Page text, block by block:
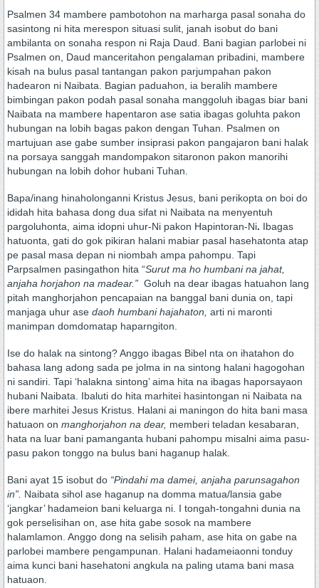
Psalmen 34 mambere pambotohon na marharga pasal sonaha do
sasintong ni hita merespon situasi sulit, janah isobut do bani
ambilanta on sonaha respon ni Raja Daud. Bani bagian parlobei ni
Psalmen on, Daud manceritahon pengalaman pribadini, mambere
kisah na bulus pasal tantangan pakon parjumpahan pakon
hadearon ni Naibata. Bagian paduahon, ia beralih mambere
bimbingan pakon podah pasal sonaha manggoluh ibagas biar bani
Naibata na mambere hapentaron ase satia ibagas goluhta pakon
hubungan na lobih bagas pakon dengan Tuhan. Psalmen on
martujuan ase gabe sumber insiprasi pakon pangajaron bani halak
na porsaya sanggah mandompakon sitaronon pakon manorihi
hubungan na lobih dohor hubani Tuhan.
Bapa/inang hinaholonganni Kristus Jesus, bani perikopta on boi do
ididah hita bahasa dong dua sifat ni Naibata na menyentuh
pargoluhonta, aima idopni uhur-Ni pakon Hapintoran-Ni. Ibagas
hatuonta, gati do gok pikiran halani mabiar pasal hasehatonta atap
pe pasal masa depan ni niombah ampa pahompu. Tapi
Parpsalmen pasingathon hita “Surut ma ho humbani na jahat,
anjaha horjahon na madear.” Goluh na dear ibagas hatuahon lang
pitah manghorjahon pencapaian na banggal bani dunia on, tapi
manjaga uhur ase daoh humbani hajahaton, arti ni maronti
manimpan domdomatap haparngiton.
Ise do halak na sintong? Anggo ibagas Bibel nta on ihatahon do
bahasa lang adong sada pe jolma in na sintong halani hagogohan
ni sandiri. Tapi ‘halakna sintong’ aima hita na ibagas haporsayaon
hubani Naibata. Ibaluti do hita marhitei hasintongan ni Naibata na
ibere marhitei Jesus Kristus. Halani ai maningon do hita bani masa
hatuaon on manghorjahon na dear, memberi teladan kesabaran,
hata na luar bani pamanganta hubani pahompu misalni aima pasu-
pasu pakon tonggo na bulus bani haganup halak.
Bani ayat 15 isobut do “Pindahi ma damei, anjaha parunsagahon
in”. Naibata sihol ase haganup na domma matua/lansia gabe
‘jangkar’ hadameion bani keluarga ni. I tongah-tongahni dunia na
gok perselisihan on, ase hita gabe sosok na mambere
halamlamon. Anggo dong na selisih paham, ase hita on gabe na
parlobei mambere pengampunan. Halani hadameiaonni tonduy
aima kunci bani hasehatoni angkula na paling utama bani masa
hatuaon.